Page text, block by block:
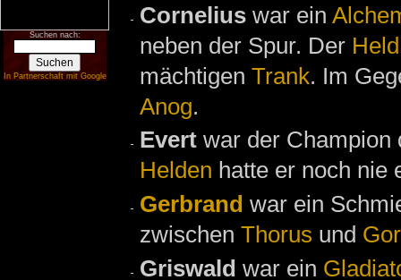
Suchen nach:
In Partnerschaft mit Google
Cornelius war ein
neben der Spur. Der Held
mächtigen Trank. Im
Anog.
Evert war der Champion
Helden hatte er noch nie
Gerbrand war ein
zwischen Thorus und
Griswald war ein